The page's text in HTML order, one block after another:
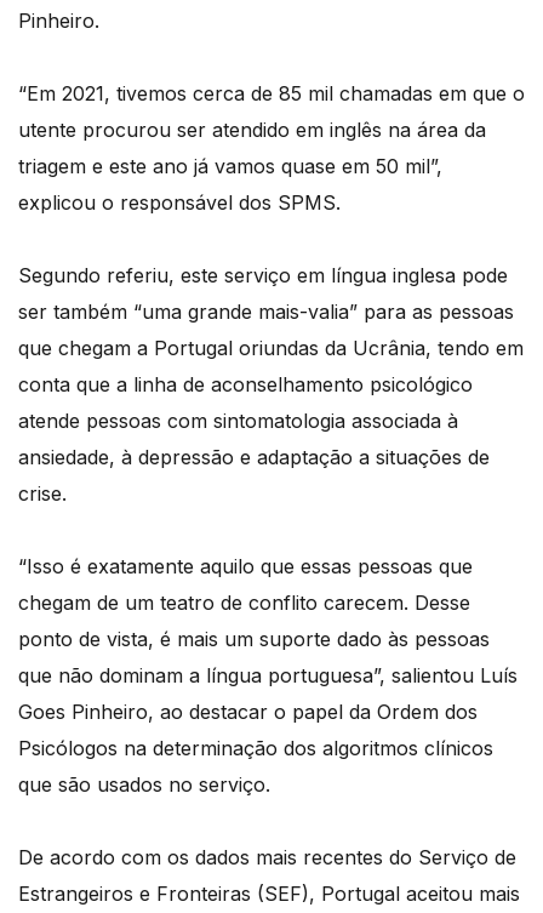
Pinheiro.
“Em 2021, tivemos cerca de 85 mil chamadas em que o
utente procurou ser atendido em inglês na área da
triagem e este ano já vamos quase em 50 mil”,
explicou o responsável dos SPMS.
Segundo referiu, este serviço em língua inglesa pode
ser também “uma grande mais-valia” para as pessoas
que chegam a Portugal oriundas da Ucrânia, tendo em
conta que a linha de aconselhamento psicológico
atende pessoas com sintomatologia associada à
ansiedade, à depressão e adaptação a situações de
crise.
“Isso é exatamente aquilo que essas pessoas que
chegam de um teatro de conflito carecem. Desse
ponto de vista, é mais um suporte dado às pessoas
que não dominam a língua portuguesa”, salientou Luís
Goes Pinheiro, ao destacar o papel da Ordem dos
Psicólogos na determinação dos algoritmos clínicos
que são usados no serviço.
De acordo com os dados mais recentes do Serviço de
Estrangeiros e Fronteiras (SEF), Portugal aceitou mais